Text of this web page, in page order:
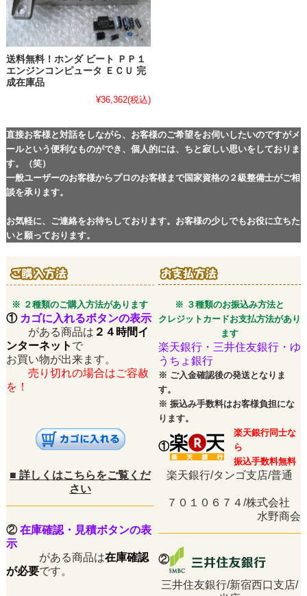
送料無料！ホンダ ビート ＰＰ１
エンジンコンピュータ ＥＣＵ 完
成在庫品
¥36,362(税込)
直接お客様と対話をしながら、お客様のご希望をお伺いしたいのですがメ
ールという便利なものができ、個人的には、ちと寂しい思いをしておりま
す。（笑）
一般ユーザーのお客様からプロのお客様まで国家資格の２級整備士がご相
談を承ります。
お気軽に、ご連絡をお待ちしております。お客様の少しでもお役に立ちた
いと願っております。
※ ２種類のご購入方法があります
※ ３種類のお振込み方法と
クレジットカードお支払方法があり
ます
① カゴに入れるボタンの表示
がある商品は ２４時間イ
ンターネット で
お買い物が出来ます。
売り切れの場合はご容赦
を！
楽天銀行・三井住友銀行・ゆ
うちょ銀行
※ ご入金確認後の発送となりま
す。
※ 振込み手数料はお客様負担にな
ります。
①
楽天銀行同士な
ら
振込手数料無料
■ 詳しくはこちらをご覧くだ
さい
楽天銀行/タンゴ支店/普通
７０１０６７４/株式会社
水野商会
②在庫確認・見積ボタンの表
示
がある商品は在庫確認
が必要です。
②
三井住友銀行/新宿西口支店/